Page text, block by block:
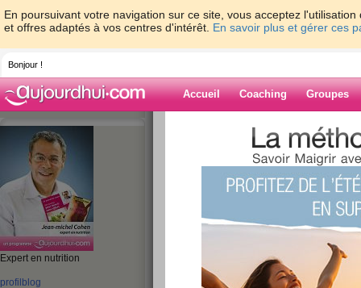
En poursuivant votre navigation sur ce site, vous acceptez
et offres adaptés à vos centres d'intérêt. En savoir plus et gérer ces
Bonjour !
Accueil Coaching Groupes
Expert en nutrition
profil blog
> jeanmichelcohen
Blog de
Retrouvez moi